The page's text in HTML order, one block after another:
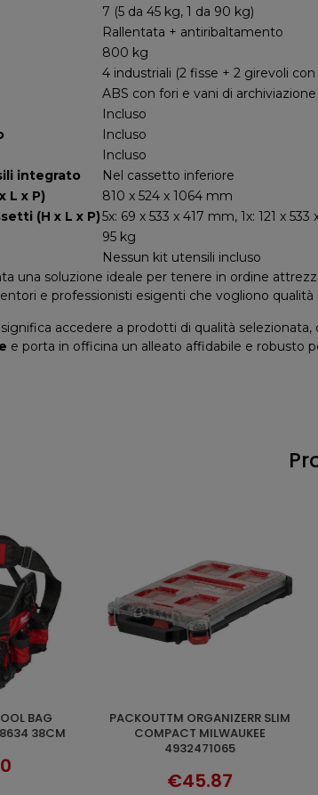
7 (5 da 45 kg, 1 da 90 kg)
Rallentata + antiribaltamento
800 kg
4 industriali (2 fisse + 2 girevoli
ABS con fori e vani di archiviazione
Incluso
Incluso
Incluso
integrato
Nel cassetto inferiore
L x P)
810 x 524 x 1064 mm
(H x L x P)5x: 69 x 533 x 417 mm, 1x: 121 x
95 kg
Nessun kit utensili incluso
una soluzione ideale per tenere in ordine
e professionisti esigenti che vogliono
significa accedere a prodotti di qualità
e porta in officina un alleato affidabile e robusto
ADD TO CART
CARRELLO PORTA ATTREZZI 5
CASSETTI HYUNDAI 59005 298
UTENSILI
€999.90